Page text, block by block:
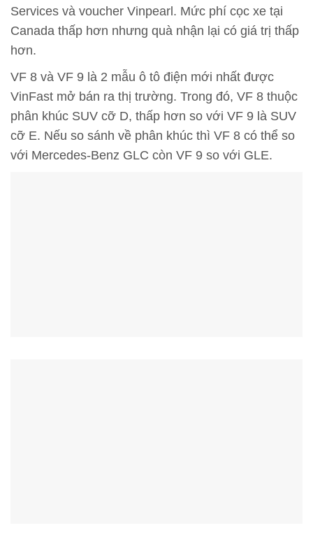
Services và voucher Vinpearl. Mức phí cọc xe tại
Canada thấp hơn nhưng quà nhận lại có giá trị thấp
hơn.
VF 8 và VF 9 là 2 mẫu ô tô điện mới nhất được
VinFast mở bán ra thị trường. Trong đó, VF 8 thuộc
phân khúc SUV cỡ D, thấp hơn so với VF 9 là SUV
cỡ E. Nếu so sánh về phân khúc thì VF 8 có thể so
với Mercedes-Benz GLC còn VF 9 so với GLE.